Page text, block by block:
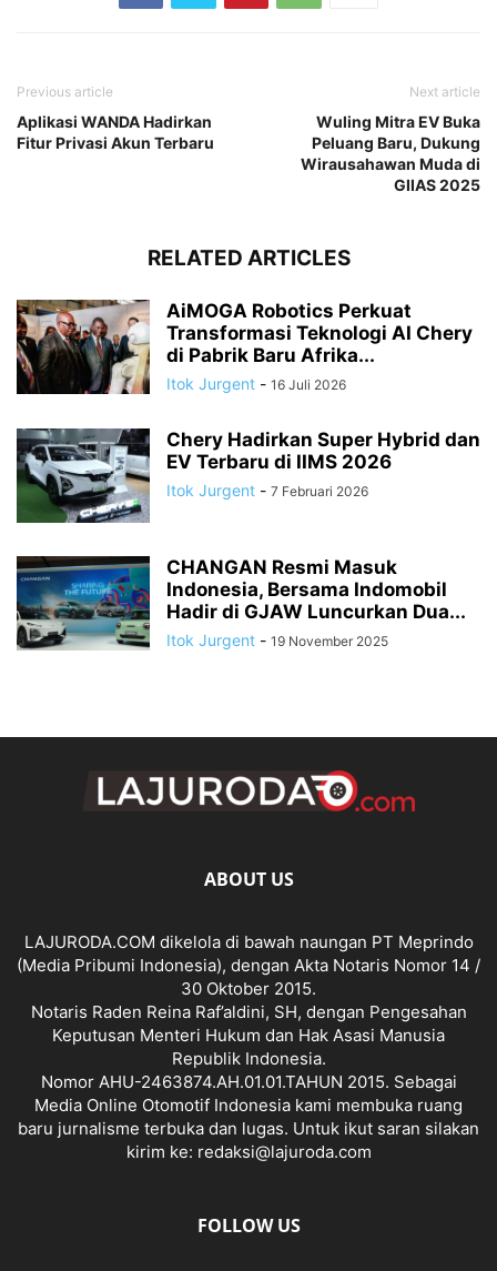
Previous article
Aplikasi WANDA Hadirkan
Fitur Privasi Akun Terbaru
Next article
Wuling Mitra EV Buka
Peluang Baru, Dukung
Wirausahawan Muda di
GIIAS 2025
RELATED ARTICLES
AiMOGA Robotics Perkuat
Transformasi Teknologi AI Chery
di Pabrik Baru Afrika...
Itok Jurgent - 16 Juli 2026
Chery Hadirkan Super Hybrid dan
EV Terbaru di IIMS 2026
Itok Jurgent - 7 Februari 2026
CHANGAN Resmi Masuk
Indonesia, Bersama Indomobil
Hadir di GJAW Luncurkan Dua...
Itok Jurgent - 19 November 2025
ABOUT US
LAJURODA.COM dikelola di bawah naungan PT Meprindo
(Media Pribumi Indonesia), dengan Akta Notaris Nomor 14 /
30 Oktober 2015.
Notaris Raden Reina Raf’aldini, SH, dengan Pengesahan
Keputusan Menteri Hukum dan Hak Asasi Manusia
Republik Indonesia.
Nomor AHU-2463874.AH.01.01.TAHUN 2015. Sebagai
Media Online Otomotif Indonesia kami membuka ruang
baru jurnalisme terbuka dan lugas. Untuk ikut saran silakan
kirim ke: redaksi@lajuroda.com
FOLLOW US